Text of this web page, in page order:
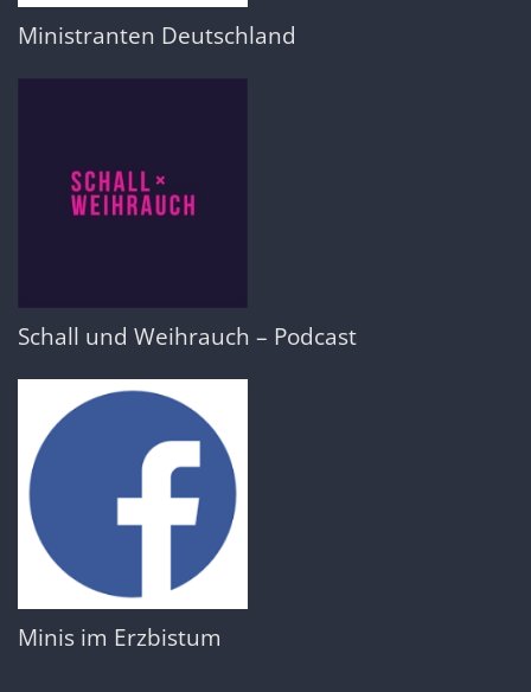
Ministranten Deutschland
Schall und Weihrauch – Podcast
Minis im Erzbistum